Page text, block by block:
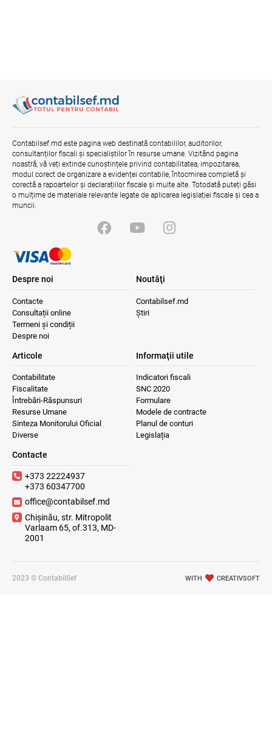
Contabilsef.md este pagina web destinată contabililor, auditorilor,
consultanților fiscali și specialiștilor în resurse umane. Vizitând pagina
noastră, vă veți extinde cunoștințele privind contabilitatea, impozitarea,
modul corect de organizare a evidenței contabile, întocmirea completă și
corectă a rapoartelor și declarațiilor fiscale și multe alte. Totodată puteți găsi
o mulțime de materiale relevante legate de aplicarea legislației fiscale și cea a
muncii.
Despre noi
Contacte
Consultații online
Termeni și condiții
Despre noi
Noutăţi
Contabilsef.md
Știri
Articole
Contabilitate
Fiscalitate
Întrebări-Răspunsuri
Resurse Umane
Sinteza Monitorului Oficial
Diverse
Informaţii utile
Indicatori fiscali
SNC 2020
Formulare
Modele de contracte
Planul de conturi
Legislația
Contacte
+373 22224937
+373 60347700
office@contabilsef.md
Chișinău, str. Mitropolit
Varlaam 65, of.313, MD-
2001
2023 © ContabilSef WITH CREATIVSOFT